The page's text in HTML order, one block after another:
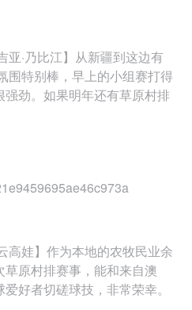
亚·乃比江】从新疆到这边有
围特别棒，早上的小组赛打得
劲。如果明年还有草原村排
高娃】作为本地的农牧民业余
原村排赛事，能和来自澳
好者切磋球技，非常荣幸。